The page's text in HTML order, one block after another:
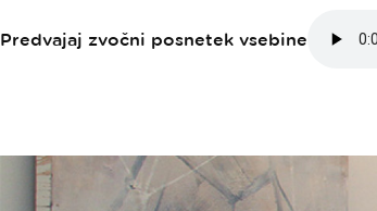
Predvajaj zvočni posnetek vsebine